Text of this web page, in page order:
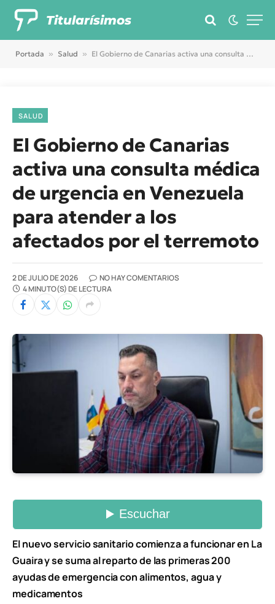
Titularísimos
Portada » Salud » El Gobierno de Canarias activa una consulta médica de urgencia en Venezuela para atender a los afectados por el terremoto
SALUD
El Gobierno de Canarias
activa una consulta médica
de urgencia en Venezuela
para atender a los
afectados por el terremoto
2 DE JULIO DE 2026
NO HAY COMENTARIOS
4 MINUTO(S) DE LECTURA
El nuevo servicio sanitario comienza a funcionar en La
Guaira y se suma al reparto de las primeras 200
ayudas de emergencia con alimentos, agua y
medicamentos